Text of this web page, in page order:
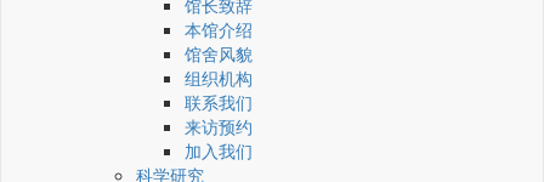
馆长致辞
本馆介绍
馆舍风貌
组织机构
联系我们
来访预约
加入我们
科学研究